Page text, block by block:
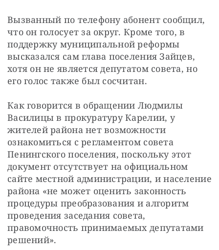
Вызванный по телефону абонент сообщил,
что он голосует за округ. Кроме того, в
поддержку муниципальной реформы
высказался сам глава поселения Зайцев,
хотя он не является депутатом совета, но
его голос также был сосчитан.
Как говорится в обращении Людмилы
Василицы в прокуратуру Карелии, у
жителей района нет возможности
ознакомиться с регламентом совета
Пенингского поселения, поскольку этот
документ отсутствует на официальном
сайте местной администрации, и население
района «не может оценить законность
процедуры преобразования и алгоритм
проведения заседания совета,
правомочность принимаемых депутатами
решений».